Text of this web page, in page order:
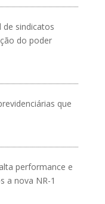
sindicatos
do poder
que
performance e
a nova NR-1